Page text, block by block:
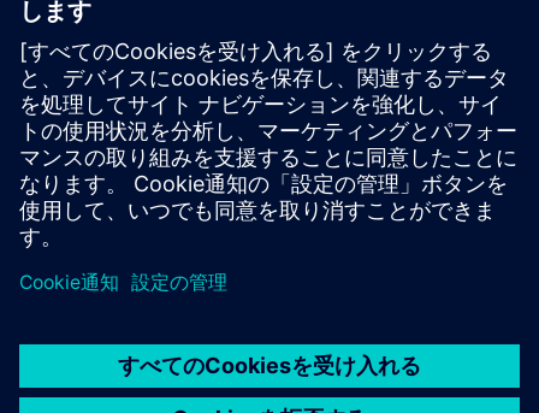
リングを採用することで、市場投入までの時間が大
幅に短縮され、エンジニアリングコストが削減さ
れ、スケーラブルで将来を見据えた生産環境が保証
されます。